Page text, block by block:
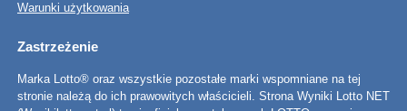
Warunki użytkowania
Zastrzeżenie
Marka Lotto® oraz wszystkie pozostałe marki wspomniane na tej
stronie należą do ich prawowitych właścicieli. Strona Wyniki Lotto NET